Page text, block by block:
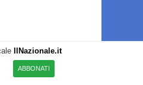
IlNazionale.it
ABBONATI